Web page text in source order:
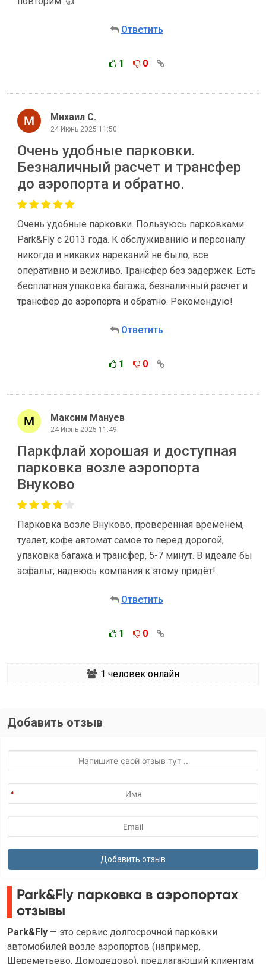
Ответить
1 0
Михаил С.
24 Июнь 2025 11:50
Очень удобные парковки.
Безналичный расчет и трансфер
до аэропорта и обратно.
Очень удобные парковки. Пользуюсь парковками
Park&Fly с 2013 года. К обслуживанию и персоналу
никогда и никаких нареканий не было, все
оперативно и вежливо. Трансфер без задержек. Есть
бесплатная упаковка багажа, безналичный расчет и
трансфер до аэропорта и обратно. Рекомендую!
Ответить
1 0
Максим Мануев
24 Июнь 2025 11:49
Паркфлай хорошая и доступная
парковка возле аэропорта
Внуково
Парковка возле Внуково, проверенная временем,
туалет, кофе автомат самое то перед дорогой,
упаковка багажа и трансфер, 5-7 минут. В идеале бы
асфальт, надеюсь компания к этому придёт!
Ответить
1 0
1 человек онлайн
Добавить отзыв
Park&Fly парковка в аэропортах
отзывы
Park&Fly — это сервис долгосрочной парковки
автомобилей возле аэропортов (например,
Шереметьево, Домодедово), предлагающий клиентам